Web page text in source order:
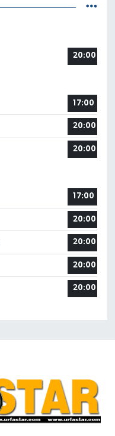
20:00
17:00
20:00
20:00
17:00
20:00
20:00
20:00
20:00